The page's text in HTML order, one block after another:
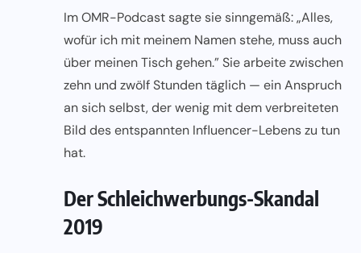
Im OMR-Podcast sagte sie sinngemäß: „Alles,
wofür ich mit meinem Namen stehe, muss auch
über meinen Tisch gehen.” Sie arbeite zwischen
zehn und zwölf Stunden täglich — ein Anspruch
an sich selbst, der wenig mit dem verbreiteten
Bild des entspannten Influencer-Lebens zu tun
hat.
Der Schleichwerbungs-Skandal
2019